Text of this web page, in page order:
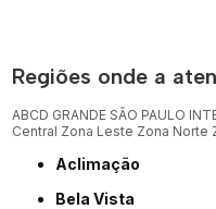
Regiões onde a
ABCD GRANDE SÃO PAULO
Central Zona Leste Zona Norte
Aclimação
Bela Vista